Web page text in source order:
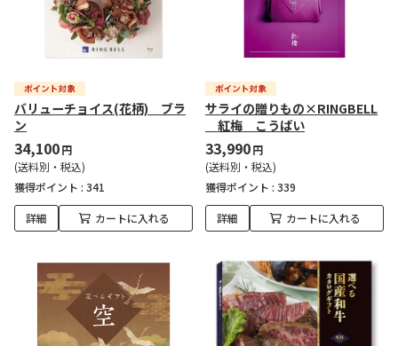
バリューチョイス(花柄) ブラ
ン
34,100円
(送料別・税込)
獲得ポイント : 341
詳細 カートに入れる
サライの贈りもの×RINGBELL
紅梅 こうばい
33,990円
(送料別・税込)
獲得ポイント : 339
詳細 カートに入れる